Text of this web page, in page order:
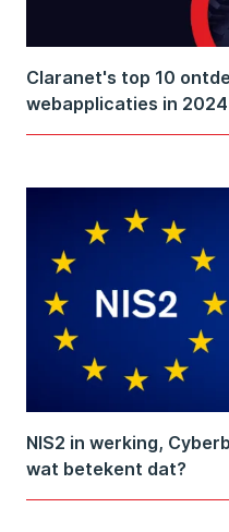
Claranet's top 10
webapplicaties in 2024
NIS2 in werking,
wat betekent dat?